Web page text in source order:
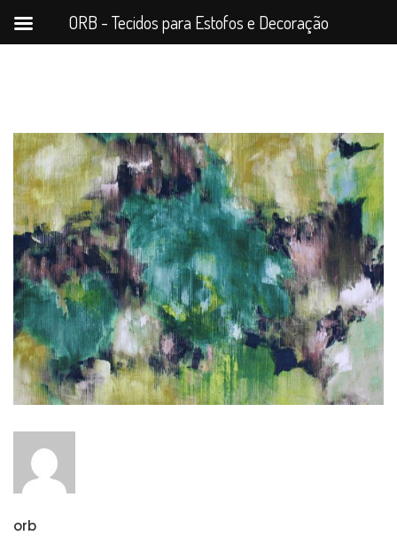
orb
ORB - Tecidos para Estofos e Decoração